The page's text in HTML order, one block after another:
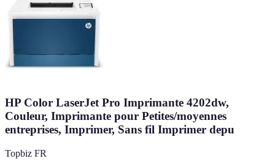
HP Color LaserJet Pro Imprimante 4202dw,
Couleur, Imprimante pour Petites/moyennes
entreprises, Imprimer, Sans fil Imprimer depu
Topbiz FR